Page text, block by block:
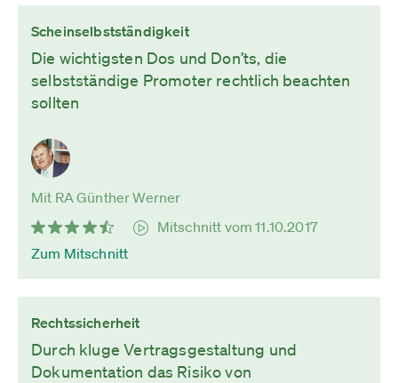
Scheinselbstständigkeit
Die wichtigsten Dos und Don’ts, die
selbstständige Promoter rechtlich beachten
sollten
Mit RA Günther Werner
Mitschnitt vom 11.10.2017
Zum Mitschnitt
Rechtssicherheit
Durch kluge Vertragsgestaltung und
Dokumentation das Risiko von